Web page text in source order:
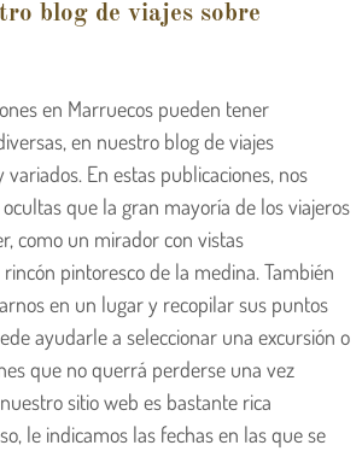
blog de viajes sobre
en Marruecos pueden tener
en nuestro blog de viajes
En estas publicaciones, nos
que la gran mayoría de los viajeros
como un mirador con vistas
pintoresco de la medina. También
en un lugar y recopilar sus puntos
ayudarle a seleccionar una excursión o
que no querrá perderse una vez
sitio web es bastante rica
le indicamos las fechas en las que se